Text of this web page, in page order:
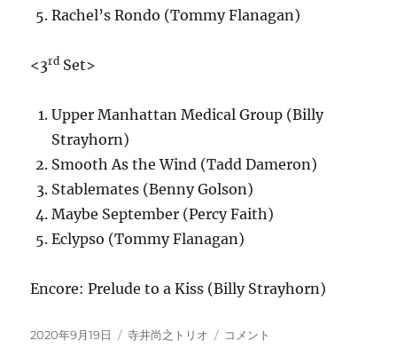
Rachel’s Rondo (Tommy Flanagan)
<3rd Set>
Upper Manhattan Medical Group (Billy
Strayhorn)
Smooth As the Wind (Tadd Dameron)
Stablemates (Benny Golson)
Maybe September (Percy Faith)
Eclypso (Tommy Flanagan)
Encore: Prelude to a Kiss (Billy Strayhorn)
投
2020年9月19日
カ
寺井尚之トリオ
９/19
コメント